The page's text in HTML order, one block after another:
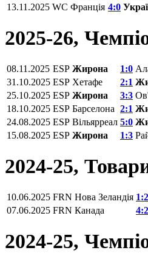
13.11.2025 WC Франція 4:0
2025-26,
08.11.2025 ESP Жирона 1:0
31.10.2025 ESP Хетафе 2:1
25.10.2025 ESP Жирона 3:3
18.10.2025 ESP Барселона 2:1
24.08.2025 ESP Вільярреал 5:0
15.08.2025 ESP Жирона 1:3
2024-25,
10.06.2025 FRN Нова Зеландія 1:2
07.06.2025 FRN Канада 4:2
2024-25,